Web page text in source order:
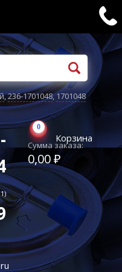
,236-1701048,1701048
0
Корзина
Сумма заказа:
0,00 ₽